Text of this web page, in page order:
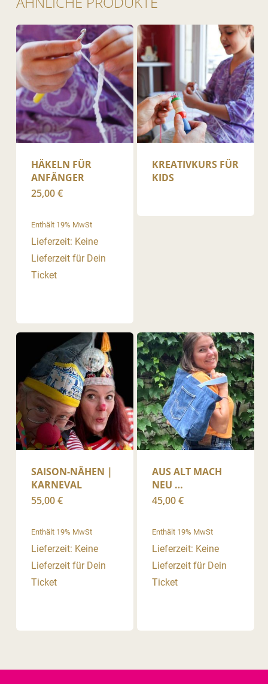
HÄKELN FÜR
ANFÄNGER
25,00€
Enthält 19% MwSt
Lieferzeit: Keine
Lieferzeit für Dein
Ticket
KREATIVKURS FÜR
KIDS
SAISON-NÄHEN |
KARNEVAL
55,00€
Enthält 19% MwSt
Lieferzeit: Keine
Lieferzeit für Dein
Ticket
AUS ALT MACH
NEU …
45,00€
Enthält 19% MwSt
Lieferzeit: Keine
Lieferzeit für Dein
Ticket